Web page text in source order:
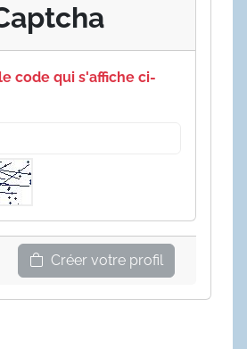
code qui s'affiche ci-
Créer votre profil